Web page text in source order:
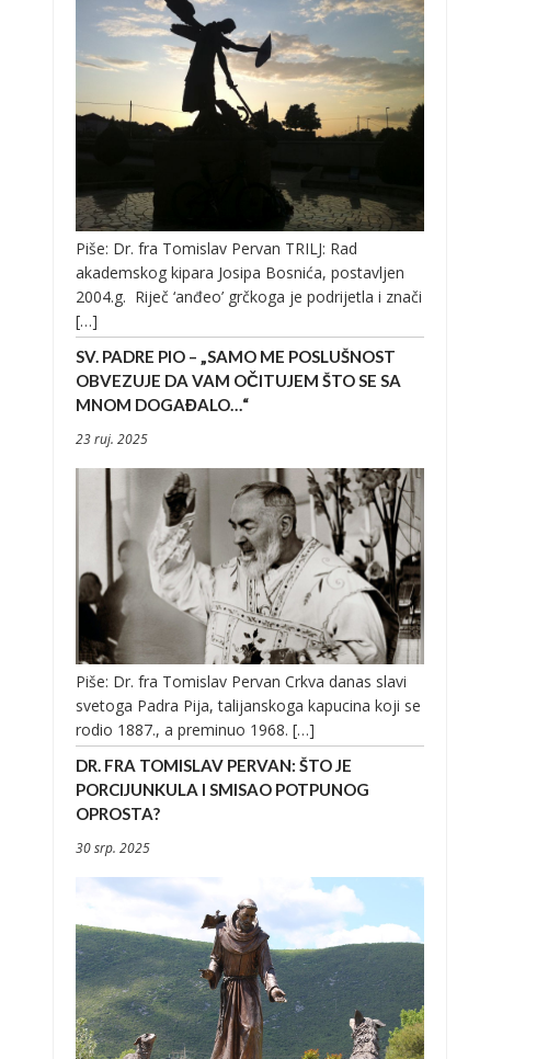
Piše: Dr. fra Tomislav Pervan TRILJ: Rad
akademskog kipara Josipa Bosnića, postavljen
2004.g. Riječ ‘anđeo’ grčkoga je podrijetla i znači
[…]
SV. PADRE PIO – „SAMO ME POSLUŠNOST
OBVEZUJE DA VAM OČITUJEM ŠTO SE SA
MNOM DOGAĐALO…“
23 ruj. 2025
Piše: Dr. fra Tomislav Pervan Crkva danas slavi
svetoga Padra Pija, talijanskoga kapucina koji se
rodio 1887., a preminuo 1968. […]
DR. FRA TOMISLAV PERVAN: ŠTO JE
PORCIJUNKULA I SMISAO POTPUNOG
OPROSTA?
30 srp. 2025